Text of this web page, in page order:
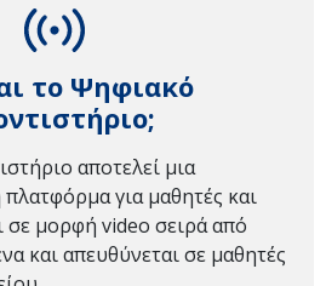
το Ψηφιακό
αποτελεί μια
για μαθητές και
σε μορφή video σειρά από
και απευθύνεται σε μαθητές